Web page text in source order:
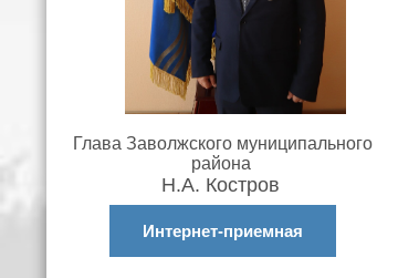
Глава Заволжского муниципального
района
Н.А. Костров
Интернет-приемная